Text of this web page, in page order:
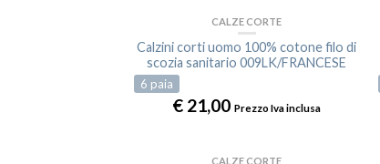
CALZE CORTE
Calzini corti uomo 100% cotone filo di
scozia sanitario 009LK/FRANCESE
6 paia
€ 21,00 Prezzo Iva inclusa
CALZE CORTE